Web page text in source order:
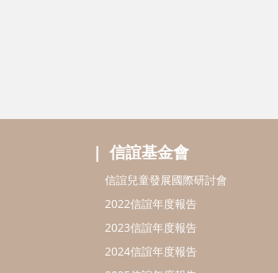
信誼基金會
信誼兒童發展國際研討會
2022信誼年度報告
2023信誼年度報告
2024信誼年度報告